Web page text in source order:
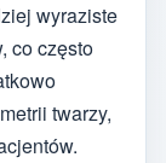
wyraziste
co często
twarzy,